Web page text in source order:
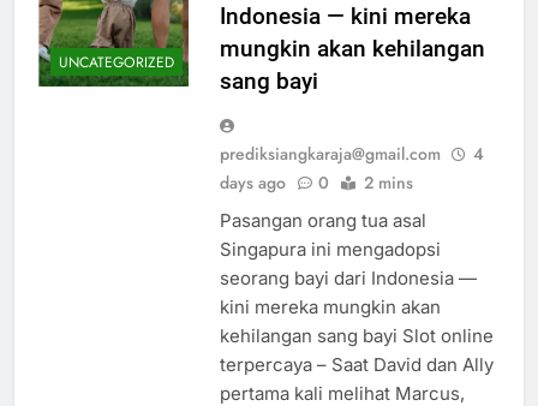
UNCATEGORIZED
Indonesia — kini mereka
mungkin akan kehilangan
sang bayi
prediksiangkaraja@gmail.com
4
days ago
0 2 mins
Pasangan orang tua asal
Singapura ini mengadopsi
seorang bayi dari Indonesia —
kini mereka mungkin akan
kehilangan sang bayi Slot online
terpercaya – Saat David dan Ally
pertama kali melihat Marcus,